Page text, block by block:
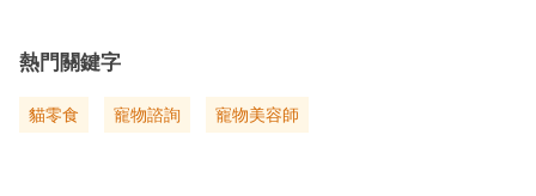
熱門關鍵字
貓零食 寵物諮詢 寵物美容師